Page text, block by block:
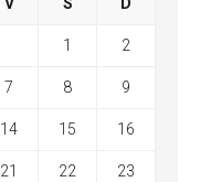
1 2
7 8 9
14 15 16
21 22 23